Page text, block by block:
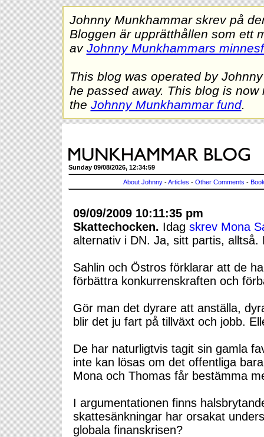
Johnny Munkhammar skrev på
Bloggen är upprätthållen som ett
av Johnny Munkhammars
This blog was operated by
he passed away. This blog is
the Johnny Munkhammar fund.
Sunday 09/08/2026, 12:34:59
About Johnny -Articles - Other Comments -
09/09/2009 10:11:35 pm
Skattechocken. Idag skrev Mona
alternativ i DN. Ja, sitt partis,
Sahlin och Östros förklarar att de
förbättra konkurrenskraften och
Gör man det dyrare att anställa,
blir det ju fart på tillväxt och jobb.
De har naturligtvis tagit sin gamla
inte kan lösas om det offentliga
Mona och Thomas får bestämma
I argumentationen finns
skattesänkningar har orsakat
globala finanskrisen?